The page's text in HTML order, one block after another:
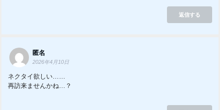
返信する
匿名
2026年4月10日
ネクタイ欲しい……
再訪来ませんかね…？